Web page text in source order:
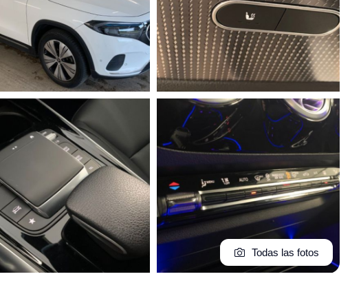
Todas las fotos